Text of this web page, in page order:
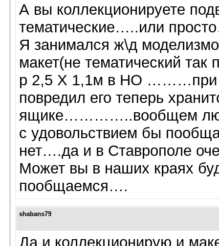
А вы коллекционируете
тематические…..или
Я занимался ж\д
макет(не тематический
р 2,5 Х 1,1м в НО ………при
повредил его теперь
ящике…………..вообщем
с удовольствием бы
нет….да и в Ставрополе
Может вы в наших краях
пообщаемся….
shabans79
Да и коллекционирую и